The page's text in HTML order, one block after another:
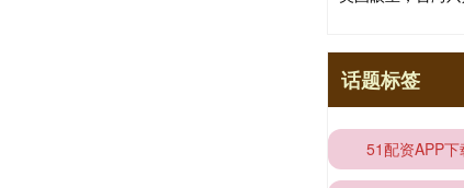
话题标签
51配资APP下